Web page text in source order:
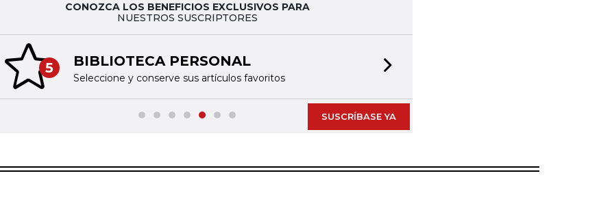
CONOZCA LOS BENEFICIOS EXCLUSIVOS PARA
NUESTROS SUSCRIPTORES
5 BIBLIOTECA PERSONAL
Seleccione y conserve sus artículos favoritos
slide
SUSCRÍBASE YA